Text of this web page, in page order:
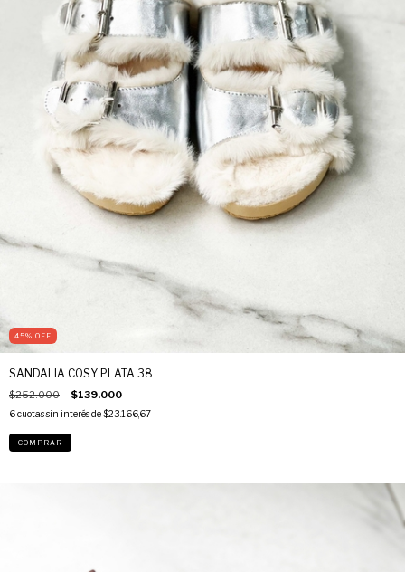
45% OFF
SANDALIA COSY PLATA 38
$252.000 $139.000
6cuotas sin interés de$23.166,67
COMPRAR